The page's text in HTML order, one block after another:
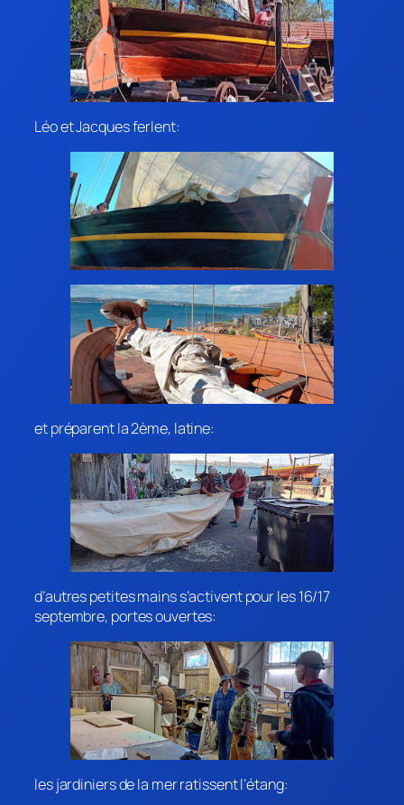
Léo et Jacques ferlent:
et préparent la 2ème, latine:
d’autres petites mains s’activent pour les 16/17
septembre, portes ouvertes:
les jardiniers de la mer ratissent l’étang: